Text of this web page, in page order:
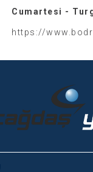
Cumartesi -
https://